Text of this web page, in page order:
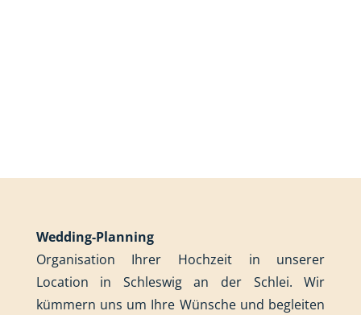
Wedding-Planning
Organisation Ihrer Hochzeit in unserer
Location in Schleswig an der Schlei. Wir
kümmern uns um Ihre Wünsche und begleiten